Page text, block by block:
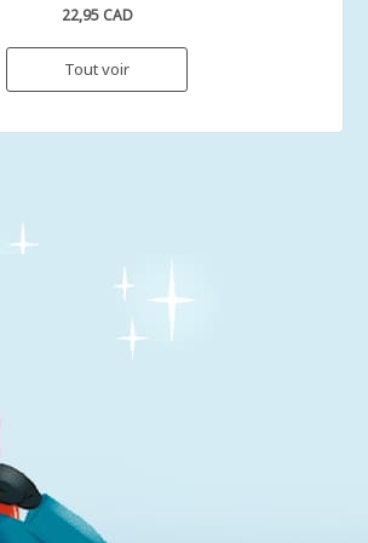
22,95 CAD
Tout voir